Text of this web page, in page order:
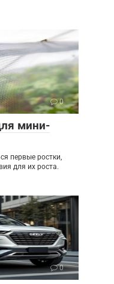
0
мини-
первые ростки,
для их роста.
0